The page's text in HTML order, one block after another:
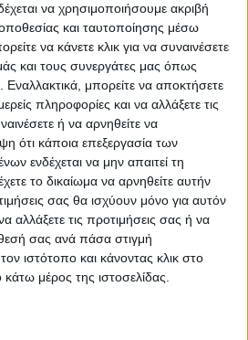
να χρησιμοποιήσουμε ακριβή
και ταυτοποίησης μέσω
να κάνετε κλικ για να συναινέσετε
και τους συνεργάτες μας όπως
μπορείτε να αποκτήσετε
πληροφορίες και να αλλάξετε τις
ή να αρνηθείτε να
ότι κάποια επεξεργασία των
ενδέχεται να μην απαιτεί τη
το δικαίωμα να αρνηθείτε αυτήν
σας θα ισχύουν μόνο για αυτόν
αλλάξετε τις προτιμήσεις σας ή να
σας ανά πάσα στιγμή
ιστότοπο και κάνοντας κλικ στο
μέρος της ιστοσελίδας.
έχει εξασφαλιστεί
αγροτικής οδοποιίας